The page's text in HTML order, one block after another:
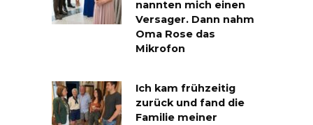
nannten mich einen
Versager. Dann nahm
Oma Rose das
Mikrofon
Ich kam frühzeitig
zurück und fand die
Familie meiner